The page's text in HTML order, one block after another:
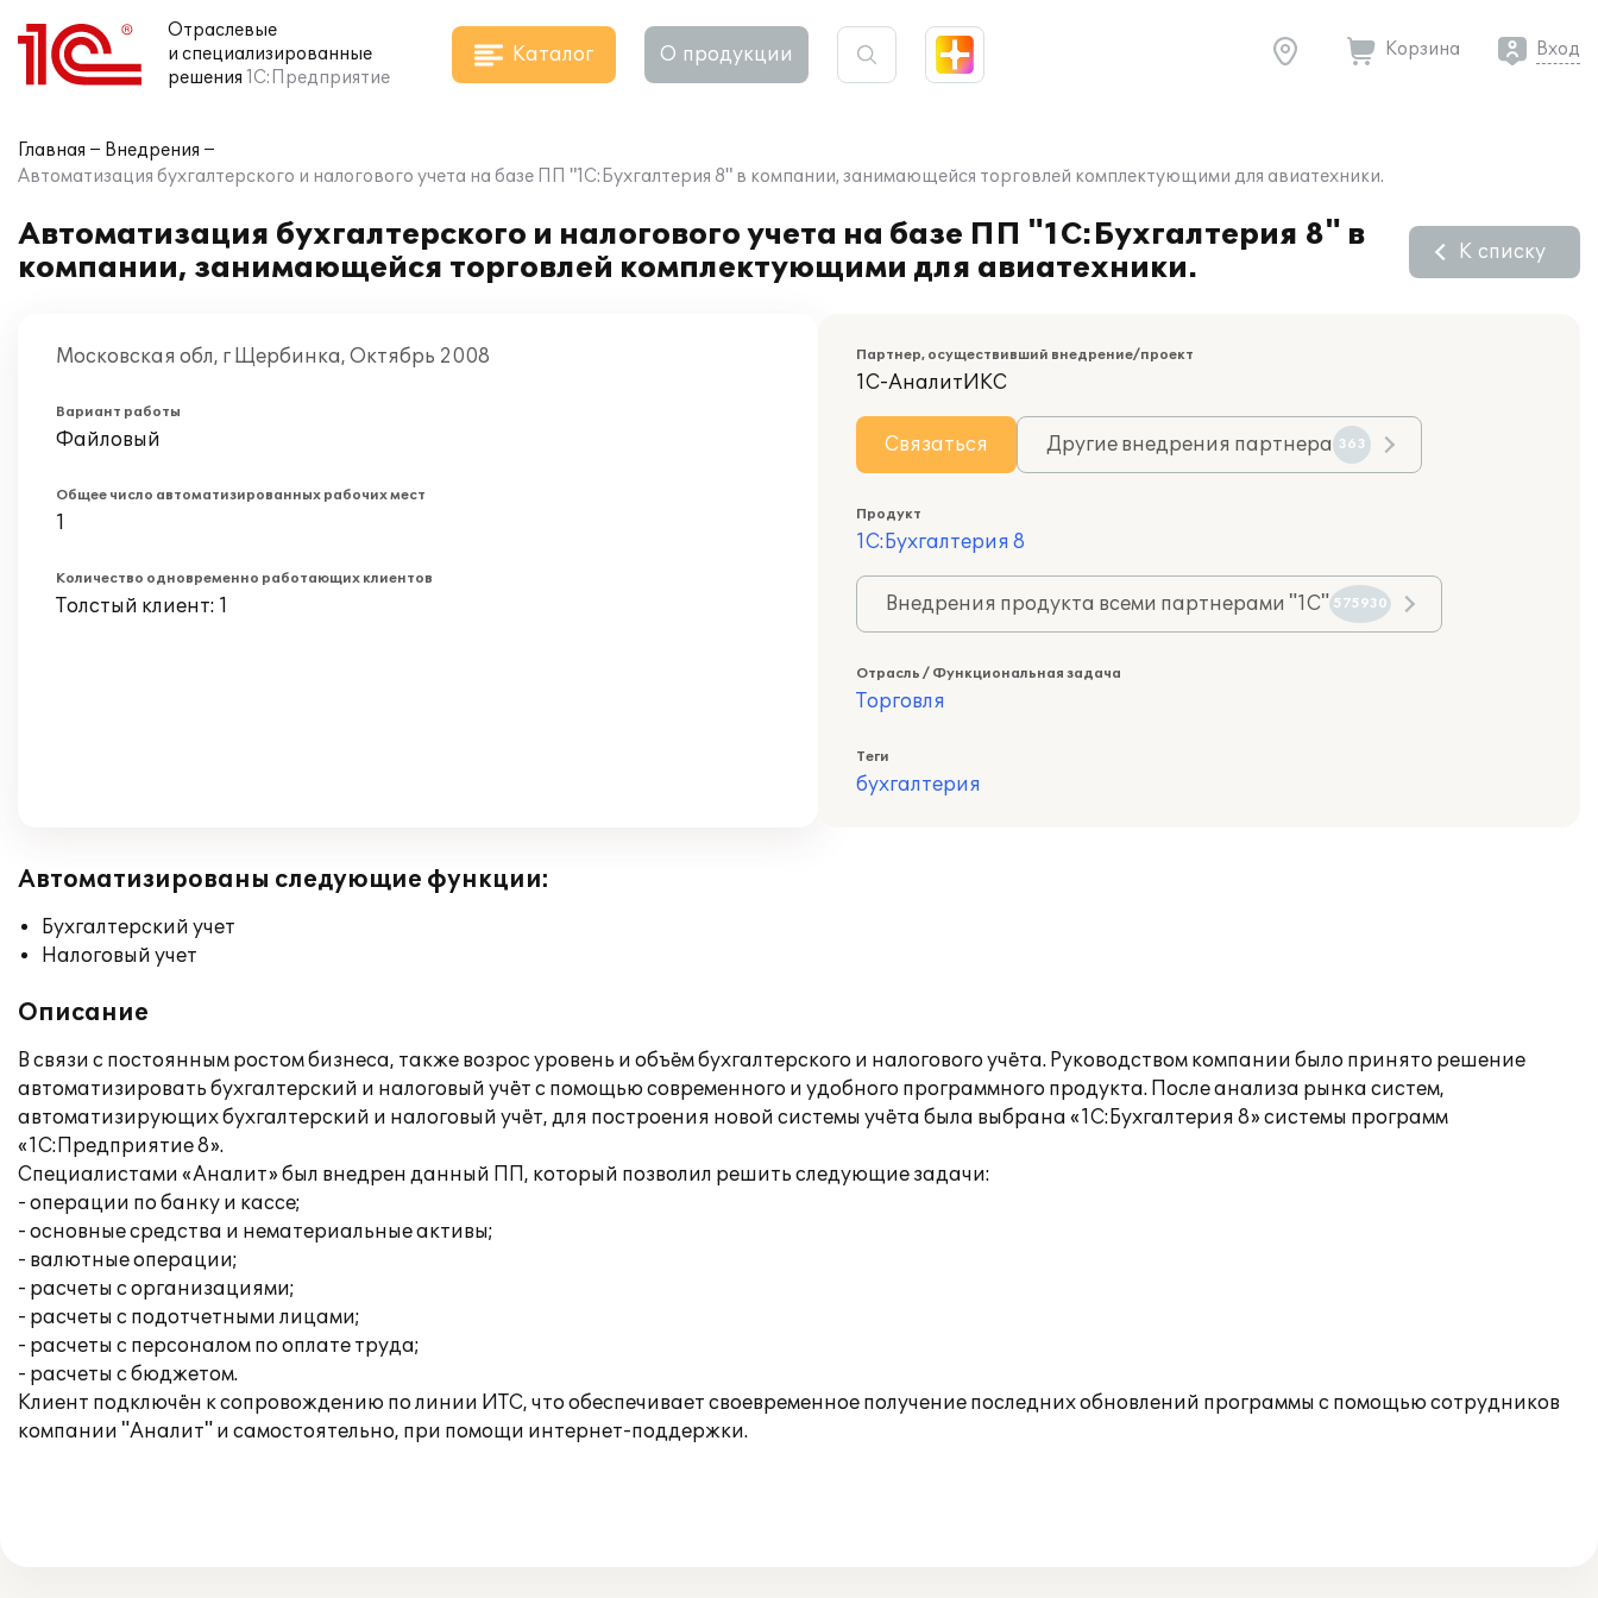
Отраслевые
и специализированные
решения 1С:Предприятие
Каталог О продукции Корзина Вход
Главная
Внедрения
Автоматизация бухгалтерского и налогового учета на базе ПП "1С:Бухгалтерия 8" в компании, занимающейся торговлей комплектующими для авиатехники.
Автоматизация бухгалтерского и налогового учета на базе ПП "1С:Бухгалтерия 8" в
компании, занимающейся торговлей комплектующими для авиатехники.
К списку
Московская обл, г Щербинка, Октябрь 2008
Вариант работы
Файловый
Общее число автоматизированных рабочих мест
1
Количество одновременно работающих клиентов
Толстый клиент: 1
Партнер, осуществивший внедрение/проект
1С-АналитИКС
Связаться Другие внедрения партнера 363
Продукт
1С:Бухгалтерия 8
Внедрения продукта всеми партнерами "1С" 575930
Отрасль / Функциональная задача
Торговля
Теги
бухгалтерия
Автоматизированы следующие функции:
Бухгалтерский учет
Налоговый учет
Описание
В связи с постоянным ростом бизнеса, также возрос уровень и объём бухгалтерского и налогового учёта. Руководством компании было принято решение
автоматизировать бухгалтерский и налоговый учёт с помощью современного и удобного программного продукта. После анализа рынка систем,
автоматизирующих бухгалтерский и налоговый учёт, для построения новой системы учёта была выбрана «1С:Бухгалтерия 8» системы программ
«1С:Предприятие 8».
Специалистами «Аналит» был внедрен данный ПП, который позволил решить следующие задачи:
- операции по банку и кассе;
- основные средства и нематериальные активы;
- валютные операции;
- расчеты с организациями;
- расчеты с подотчетными лицами;
- расчеты с персоналом по оплате труда;
- расчеты с бюджетом.
Клиент подключён к сопровождению по линии ИТС, что обеспечивает своевременное получение последних обновлений программы с помощью сотрудников
компании "Аналит" и самостоятельно, при помощи интернет-поддержки.